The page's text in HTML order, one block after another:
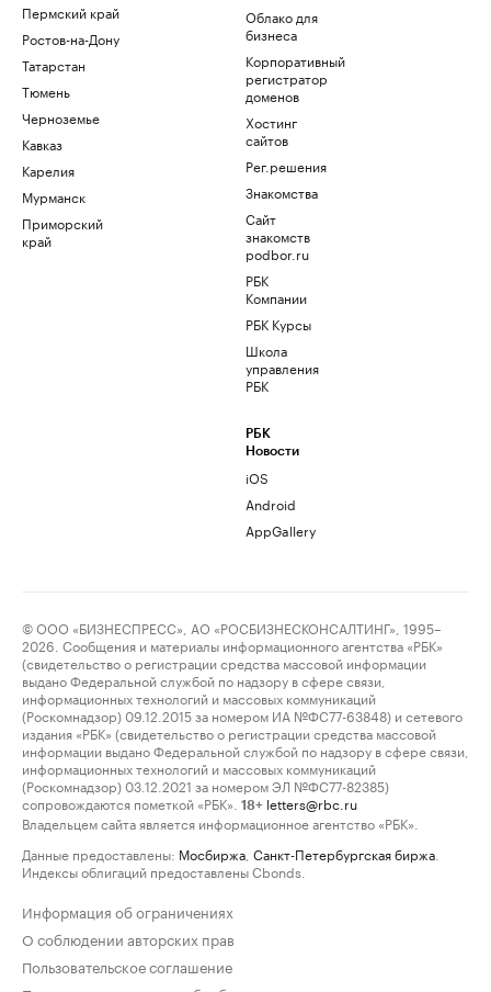
Пермский край
Ростов-на-Дону
Татарстан
Тюмень
Черноземье
Кавказ
Карелия
Мурманск
Приморский
край
Облако для
бизнеса
Корпоративный
регистратор
доменов
Хостинг
сайтов
Рег.решения
Знакомства
Сайт
знакомств
podbor.ru
РБК
Компании
РБК Курсы
Школа
управления
РБК
РБК
Новости
iOS
Android
AppGallery
© ООО «БИЗНЕСПРЕСС», АО «РОСБИЗНЕСКОНСАЛТИНГ», 1995–
2026. Сообщения и материалы информационного агентства «РБК»
(свидетельство о регистрации средства массовой информации
выдано Федеральной службой по надзору в сфере связи,
информационных технологий и массовых коммуникаций
(Роскомнадзор) 09.12.2015 за номером ИА №ФС77-63848) и сетевого
издания «РБК» (свидетельство о регистрации средства массовой
информации выдано Федеральной службой по надзору в сфере связи,
информационных технологий и массовых коммуникаций
(Роскомнадзор) 03.12.2021 за номером ЭЛ №ФС77-82385)
сопровождаются пометкой «РБК».
18+ letters@rbc.ru
Владельцем сайта является информационное агентство «РБК».
Данные предоставлены: Мосбиржа Санкт-Петербургская биржа
Индексы облигаций предоставлены Cbonds.
Информация об ограничениях
О соблюдении авторских прав
Пользовательское соглашение